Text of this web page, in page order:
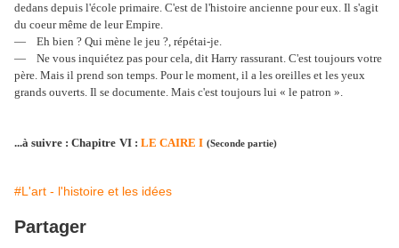
dedans depuis l'école primaire. C'est de l'histoire ancienne pour eux. Il s'agit
du coeur même de leur Empire.
— Eh bien ? Qui mène le jeu ?, répétai-je.
— Ne vous inquiétez pas pour cela, dit Harry rassurant. C'est toujours votre
père. Mais il prend son temps. Pour le moment, il a les oreilles et les yeux
grands ouverts. Il se documente. Mais c'est toujours lui « le patron ».
...à suivre : Chapitre VI : LE CAIRE I (Seconde partie)
#L'art - l'histoire et les idées
Partager